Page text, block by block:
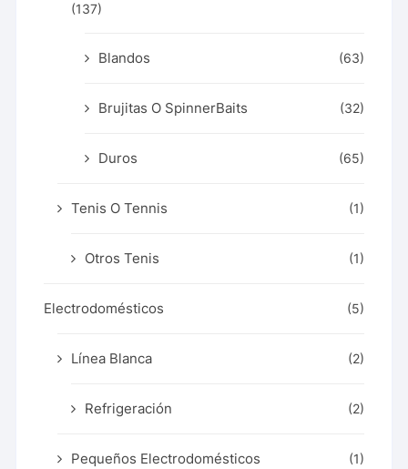
(137)
Blandos (63)
Brujitas O SpinnerBaits (32)
Duros (65)
Tenis O Tennis (1)
Otros Tenis (1)
Electrodomésticos (5)
Línea Blanca (2)
Refrigeración (2)
Pequeños Electrodomésticos (1)